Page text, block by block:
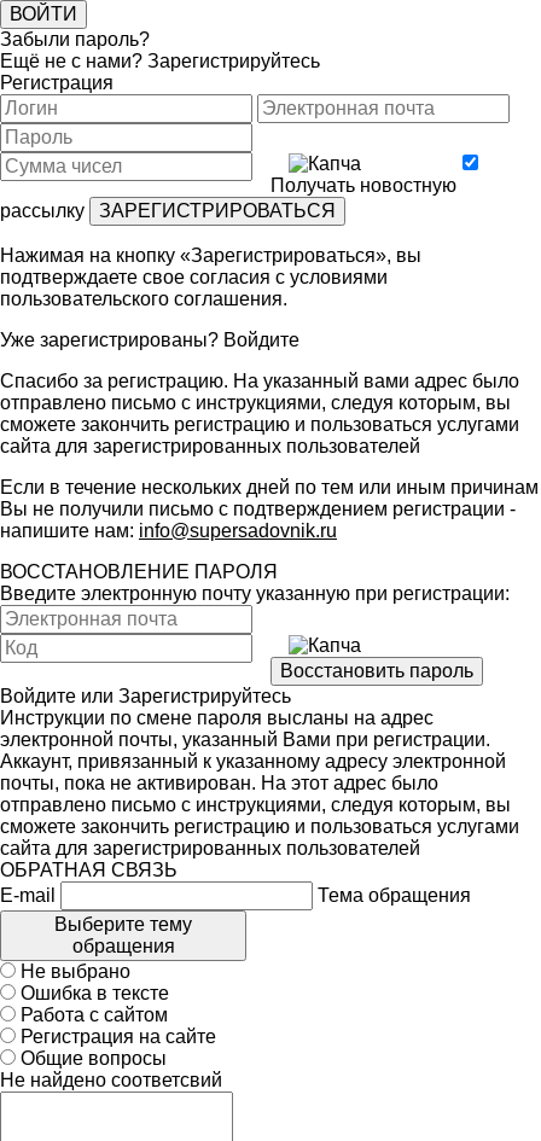
Забыли пароль?
Ещё не с нами? Зарегистрируйтесь
Регистрация
Получать новостную
рассылку
Нажимая на кнопку «Зарегистрироваться», вы
подтверждаете свое согласия с условиями
пользовательского соглашения.
Уже зарегистрированы? Войдите
Спасибо за регистрацию. На указанный вами адрес было
отправлено письмо с инструкциями, следуя которым, вы
сможете закончить регистрацию и пользоваться услугами
сайта для зарегистрированных пользователей
Если в течение нескольких дней по тем или иным причинам
Вы не получили письмо с подтверждением регистрации -
напишите нам: info@supersadovnik.ru
ВОССТАНОВЛЕНИЕ ПАРОЛЯ
Введите электронную почту указанную при регистрации:
Войдите или Зарегистрируйтесь
Инструкции по смене пароля высланы на адрес
электронной почты, указанный Вами при регистрации.
Аккаунт, привязанный к указанному адресу электронной
почты, пока не активирован. На этот адрес было
отправлено письмо с инструкциями, следуя которым, вы
сможете закончить регистрацию и пользоваться услугами
сайта для зарегистрированных пользователей
ОБРАТНАЯ СВЯЗЬ
E-mail
Тема обращения
Выберите тему
обращения
Не выбрано
Ошибка в тексте
Работа с сайтом
Регистрация на сайте
Общие вопросы
Не найдено соответсвий